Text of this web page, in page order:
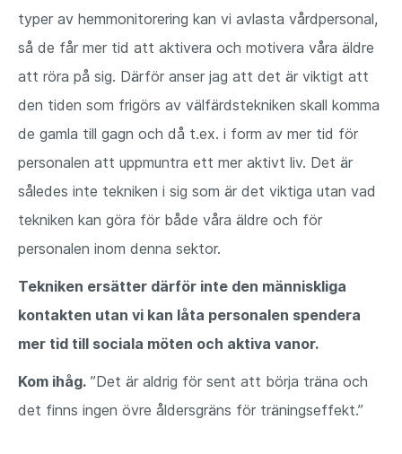
typer av hemmonitorering kan vi avlasta vårdpersonal,
så de får mer tid att aktivera och motivera våra äldre
att röra på sig. Därför anser jag att det är viktigt att
den tiden som frigörs av välfärdstekniken skall komma
de gamla till gagn och då t.ex. i form av mer tid för
personalen att uppmuntra ett mer aktivt liv. Det är
således inte tekniken i sig som är det viktiga utan vad
tekniken kan göra för både våra äldre och för
personalen inom denna sektor.
Tekniken ersätter därför inte den människliga
kontakten utan vi kan låta personalen spendera
mer tid till sociala möten och aktiva vanor.
Kom ihåg. ”Det är aldrig för sent att börja träna och
det finns ingen övre åldersgräns för träningseffekt.”